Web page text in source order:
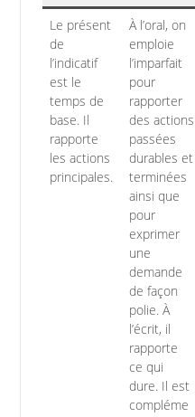
Le présent
de
l’indicatif
est le
temps de
base. Il
rapporte
les actions
principales.
À l’oral, on
emploie
l’imparfait
pour
rapporter
des actions
passées
durables et
terminées
ainsi que
pour
exprimer
une
demande
de façon
polie. À
l’écrit, il
rapporte
ce qui
dure. Il est
compléme